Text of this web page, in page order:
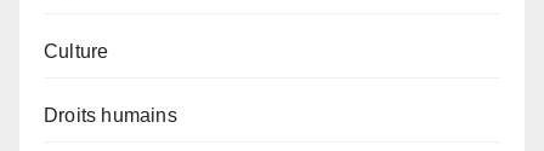
Culture
Droits humains